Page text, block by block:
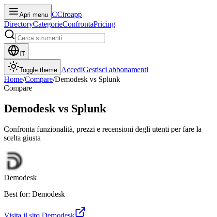
Apri menu CCiroapp
DirectoryCategorieConfrontaPricing
IT
Toggle theme AccediGestisci abbonamenti
Home/Compare/Demodesk vs Splunk
Compare
Demodesk vs Splunk
Confronta funzionalità, prezzi e recensioni degli utenti per fare la
scelta giusta
Demodesk
Best for: Demodesk
Visita il sito Demodesk